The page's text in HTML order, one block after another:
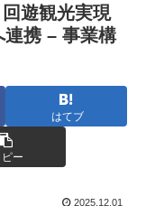
遊観光実現
連携 – 事業構
はてブ
ピー
2025.12.01